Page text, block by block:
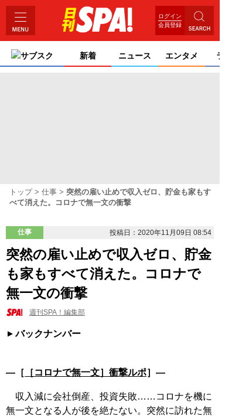
ログイン
会員登録
サブスク 新着 ニュース エンタメ ライ
トップ 仕事
突然の雇い止めで収入ゼロ、貯金も家もす
べて消えた。コロナで無一文の衝撃
仕事 投稿日：2020年11月09日 08:54
突然の雇い止めで収入ゼロ、貯金
も家もすべて消えた。コロナで
無一文の衝撃
週刊SPA！編集部
バックナンバー
―［ ［コロナで無一文］衝撃ルポ］―
収入減に会社倒産、投資失敗……コロナを機に
無一文となる人が後を絶たない。突然に訪れた無